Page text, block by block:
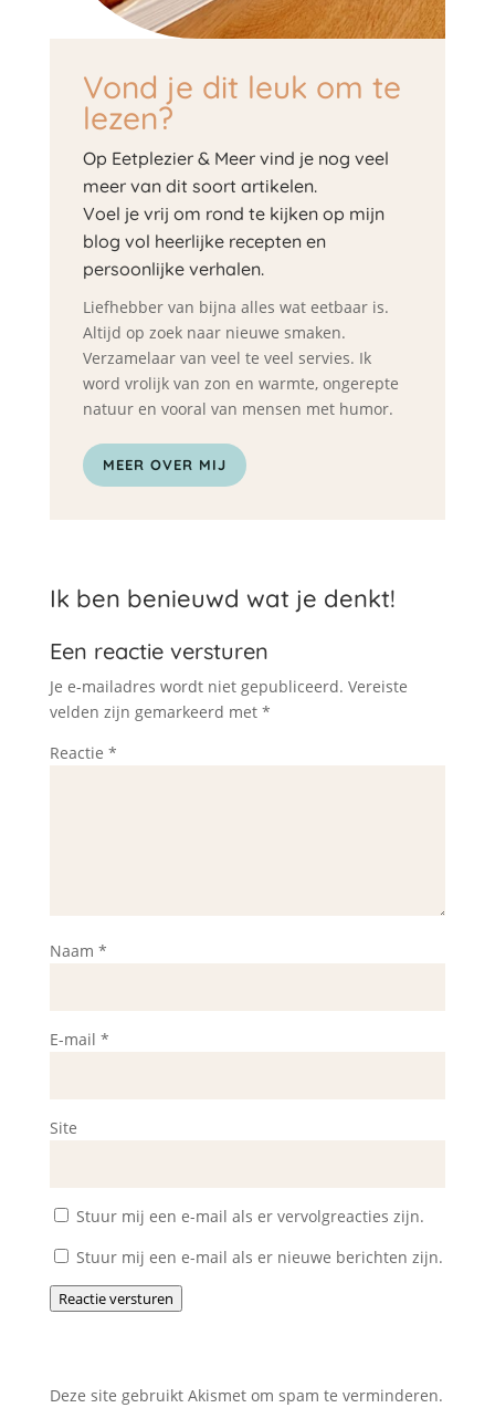
Vond je dit leuk om te
lezen?
Op Eetplezier & Meer vind je nog veel
meer van dit soort artikelen.
Voel je vrij om rond te kijken op mijn
blog vol heerlijke recepten en
persoonlijke verhalen.
Liefhebber van bijna alles wat eetbaar is.
Altijd op zoek naar nieuwe smaken.
Verzamelaar van veel te veel servies. Ik
word vrolijk van zon en warmte, ongerepte
natuur en vooral van mensen met humor.
MEER OVER MIJ
Ik ben benieuwd wat je denkt!
Een reactie versturen
Je e-mailadres wordt niet gepubliceerd. Vereiste
velden zijn gemarkeerd met *
Reactie *
Naam *
E-mail *
Site
Stuur mij een e-mail als er vervolgreacties zijn.
Stuur mij een e-mail als er nieuwe berichten zijn.
Reactie versturen
Deze site gebruikt Akismet om spam te verminderen.